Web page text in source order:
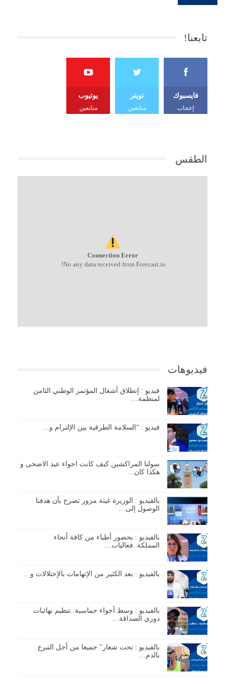
تابعنا!
فايسبوك
إعجاب
تويتر
متابعين
يوتيوب
متابعين
الطقس
Connection Error
No any data received from Forecast.io!.
فيديوهات
فيديو : إنطلاق أشغال المؤتمر الوطني الثامن
لمنظمة…
فيديو : “السلامة الطرقية بين الإلتزام و…
سولنا المراكشين كيف كانت اجواء عيد الاضحى و
هكذا كان…
بالفيديو : الوزيرة غيثة مزور تصرح بأن هدفنا
الوصول إلى…
بالفيديو : بحضور أطباء من كافة أنحاء
المملكة..فعاليات…
بالفيديو : بعد الكثير من الإتهامات بالإختلالات و…
بالفيديو : وسط أجواء حماسية..تنظيم نهائيات
دوري الصداقة…
بالفيديو : تحت شعار” جميعا من أجل التبرع
بالدم…